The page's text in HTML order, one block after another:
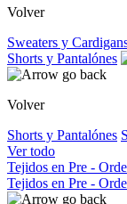
Volver
Sweaters y
Shorts y Pantalónes
Volver
Shorts y Pantalónes
Ver todo
Tejidos en Pre -
Tejidos en Pre -